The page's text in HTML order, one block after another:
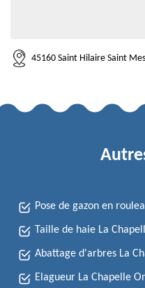
45160 Saint Hilaire Saint
Pose de gazon en
Taille de haie La
Abattage d'arbres La
Elagueur La Chapelle